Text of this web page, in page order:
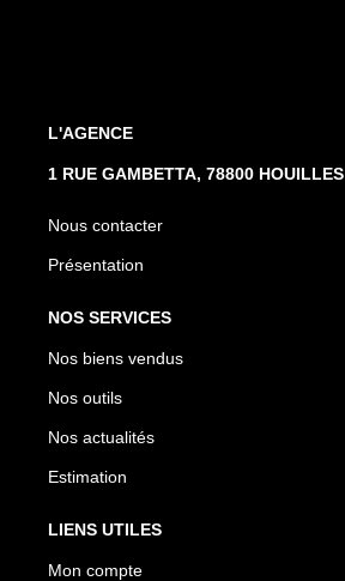
L'AGENCE
1 RUE GAMBETTA, 78800 HOUILLES
Nous contacter
Présentation
NOS SERVICES
Nos biens vendus
Nos outils
Nos actualités
Estimation
LIENS UTILES
Mon compte